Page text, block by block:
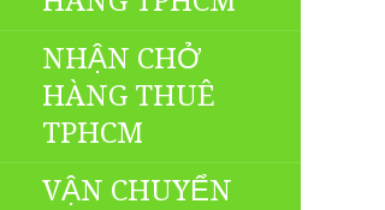
NHẬN CHỞ
HÀNG THUÊ
TPHCM
VẬN CHUYỂN